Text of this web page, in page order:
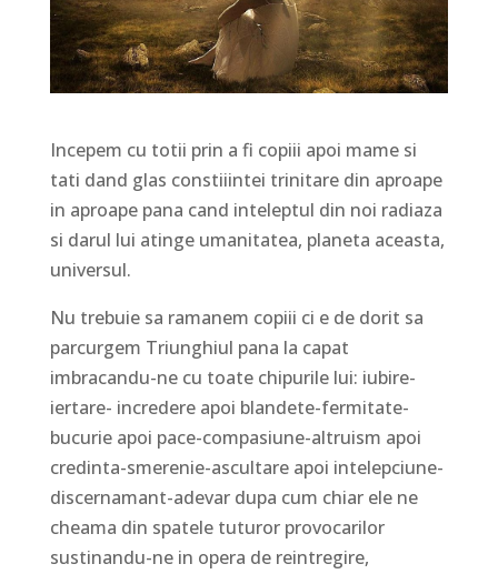
Incepem cu totii prin a fi copiii apoi mame si
tati dand glas constiiintei trinitare din aproape
in aproape pana cand inteleptul din noi radiaza
si darul lui atinge umanitatea, planeta aceasta,
universul.
Nu trebuie sa ramanem copiii ci e de dorit sa
parcurgem Triunghiul pana la capat
imbracandu-ne cu toate chipurile lui: iubire-
iertare- incredere apoi blandete-fermitate-
bucurie apoi pace-compasiune-altruism apoi
credinta-smerenie-ascultare apoi intelepciune-
discernamant-adevar dupa cum chiar ele ne
cheama din spatele tuturor provocarilor
sustinandu-ne in opera de reintregire,